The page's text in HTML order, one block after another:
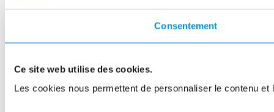
Consentement
Ce site web utilise des cookies.
Les cookies nous permettent de personnaliser le contenu